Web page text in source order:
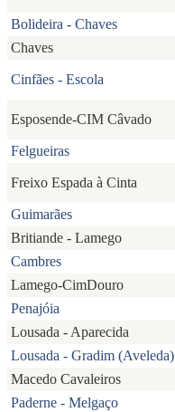
Bolideira - Chaves
Chaves
Cinfães - Escola
Esposende-CIM Câvado
Felgueiras
Freixo Espada à Cinta
Guimarães
Britiande - Lamego
Cambres
Lamego-CimDouro
Penajóia
Lousada - Aparecida
Lousada - Gradim (Aveleda)
Macedo Cavaleiros
Paderne - Melgaço